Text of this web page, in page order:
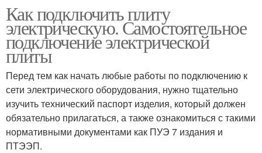
подключение
Как подключить плиту
электрическую. Самостоятельное
подключение электрической
плиты
Перед тем как начать любые работы по подключению к
сети электрического оборудования, нужно тщательно
изучить технический паспорт изделия, который должен
обязательно прилагаться, а также ознакомиться с такими
нормативными документами как ПУЭ 7 издания и
ПТЭЭП.